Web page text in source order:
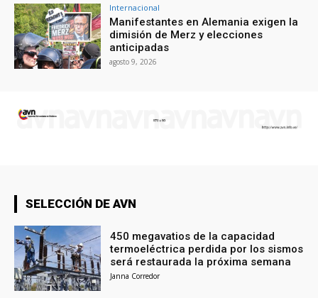
Internacional
Manifestantes en Alemania exigen la
dimisión de Merz y elecciones
anticipadas
agosto 9, 2026
SELECCIÓN DE AVN
450 megavatios de la capacidad
termoeléctrica perdida por los sismos
será restaurada la próxima semana
Janna Corredor